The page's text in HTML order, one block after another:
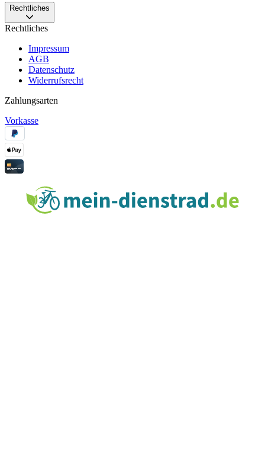
Rechtliches
Rechtliches
Impressum
AGB
Datenschutz
Widerrufsrecht
Zahlungsarten
Vorkasse